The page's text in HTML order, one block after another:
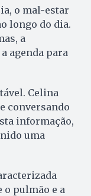
o mal-estar
longo do dia.
a
agenda para
Celina
conversando
informação,
uma
o pulmão e a